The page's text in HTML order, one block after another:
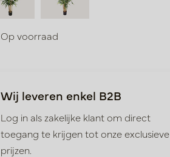
Op voorraad
Wij leveren enkel B2B
Log in als zakelijke klant om direct
toegang te krijgen tot onze exclusieve
prijzen.